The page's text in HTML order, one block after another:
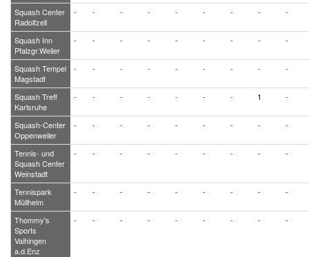
Squash Center
Radolfzell
- - - - - - - - -
Squash Inn
Pfalzgr.Weiler
- - - - - - - - -
Squash Tempel
Magstadt
- - - - - - - - -
Squash Treff
Karlsruhe
- - - - - - - 1 -
Squash-Center
Oppenweiler
- - - - - - - - -
Tennis- und
Squash Center
Weinstadt
- - - - - - - - -
Tennispark
Müllheim
- - - - - - - - -
Thommy's
Sports
Vaihingen
a.d.Enz
- - - - - - - - -